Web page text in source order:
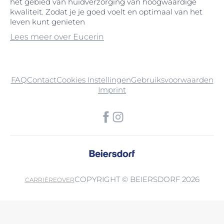
kwaliteit. Zodat je je goed voelt en optimaal van het
leven kunt genieten
Lees meer over Eucerin
FAQContactCookies InstellingenGebruiksvoorwaarden
Imprint
CARRIÈREOVERCOPYRIGHT © BEIERSDORF 2026